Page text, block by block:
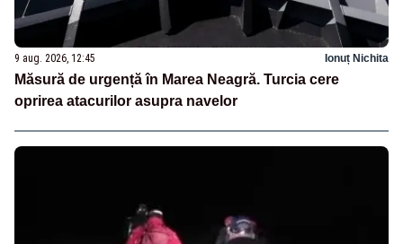
9 aug. 2026, 12:45 Ionuț Nichita
Măsură de urgență în Marea Neagră. Turcia cere
oprirea atacurilor asupra navelor